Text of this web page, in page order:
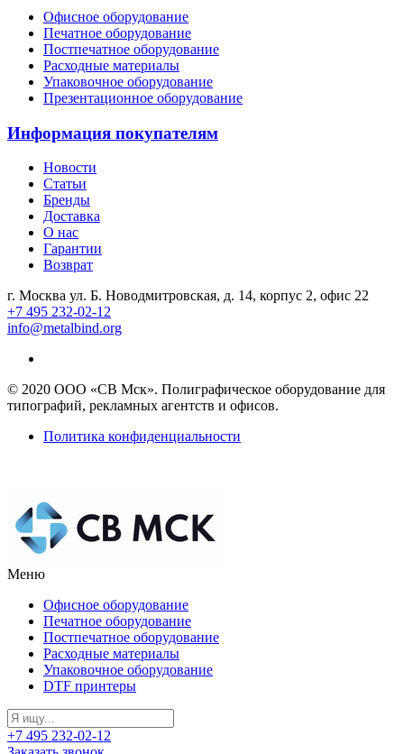
Офисное оборудование
Печатное оборудование
Постпечатное оборудование
Расходные материалы
Упаковочное оборудование
Презентационное оборудование
Информация покупателям
Новости
Статьи
Бренды
Доставка
О нас
Гарантии
Возврат
г. Москва ул. Б. Новодмитровская, д. 14, корпус 2, офис 22
+7 495 232-02-12
info@metalbind.org
© 2020 ООО «СВ Мск». Полиграфическое оборудование для
типографий, рекламных агентств и офисов.
Политика конфиденциальности
Меню
Офисное оборудование
Печатное оборудование
Постпечатное оборудование
Расходные материалы
Упаковочное оборудование
DTF принтеры
+7 495 232-02-12